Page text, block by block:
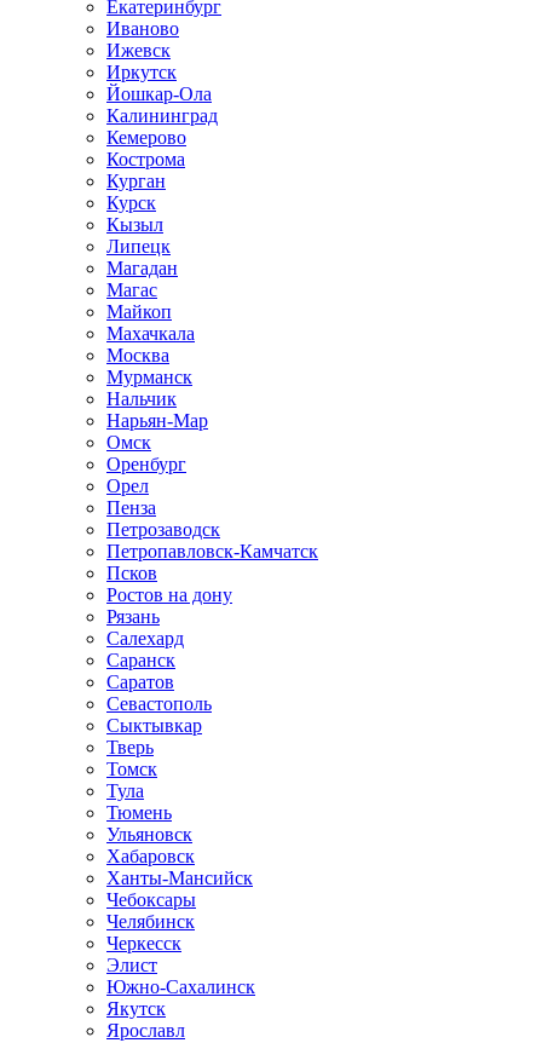
Екатеринбург
Иваново
Ижевск
Иркутск
Йошкар-Ола
Калининград
Кемерово
Кострома
Курган
Курск
Кызыл
Липецк
Магадан
Магас
Майкоп
Махачкала
Москва
Мурманск
Нальчик
Нарьян-Мар
Омск
Оренбург
Орел
Пенза
Петрозаводск
Петропавловск-Камчатск
Псков
Ростов на дону
Рязань
Салехард
Саранск
Саратов
Севастополь
Сыктывкар
Тверь
Томск
Тула
Тюмень
Ульяновск
Хабаровск
Ханты-Мансийск
Чебоксары
Челябинск
Черкесск
Элист
Южно-Сахалинск
Якутск
Ярославл